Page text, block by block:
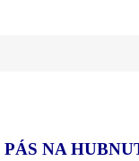
NA